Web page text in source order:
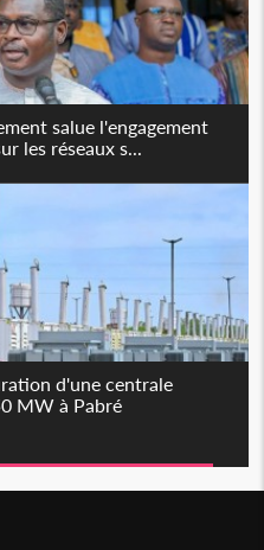
salue l'engagement
les réseaux s...
d'une centrale
MW à Pabré